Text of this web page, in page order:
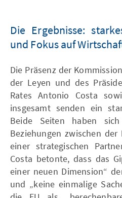
Die Ergebnisse:
und Fokus auf
Die Präsenz der
der Leyen und des
Rates Antonio Costa
insgesamt senden ein
Beide Seiten haben
Beziehungen zwischen
einer strategischen
Costa betonte, dass das
einer neuen Dimension“
und „keine einmalige